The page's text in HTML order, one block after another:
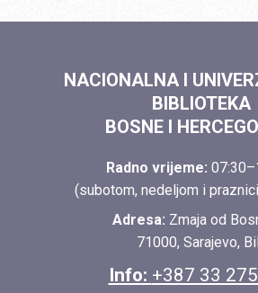
NACIONALNA I
BIBLIOTEKA
BOSNE I
Radno vrijeme:
(subotom, nedeljom i
Adresa: Zmaja od
71000, Sarajevo,
Info: +387 33